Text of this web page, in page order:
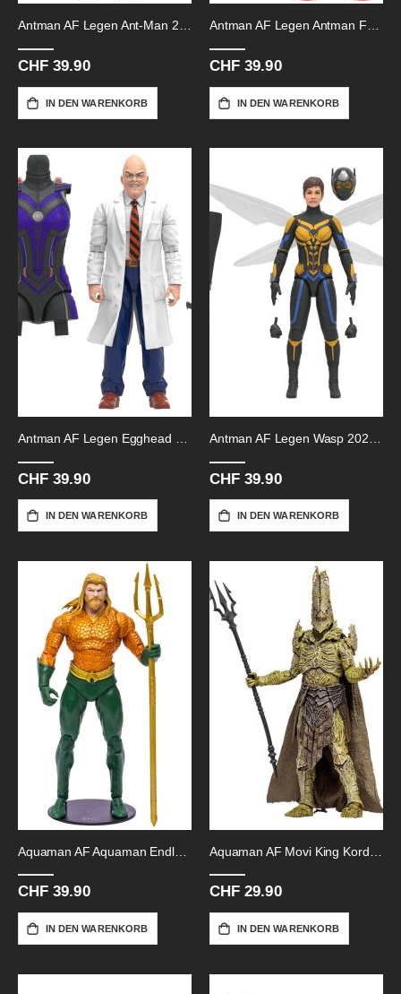
CHF 39.90
IN DEN WARENKORB
CHF 39.90
IN DEN WARENKORB
CHF 39.90
IN DEN WARENKORB
CHF 39.90
IN DEN WARENKORB
Aquaman AF Aquaman Endless
CHF 39.90
IN DEN WARENKORB
CHF 29.90
IN DEN WARENKORB